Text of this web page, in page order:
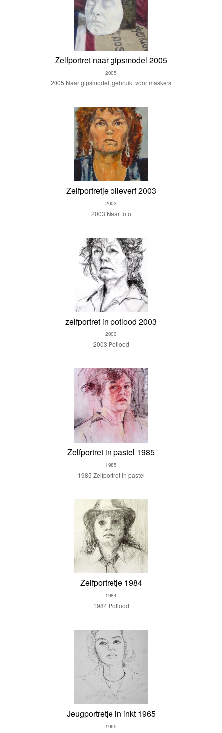
Zelfportret naar gipsmodel 2005
2005
2005 Naar gipsmodel, gebruikt voor maskers
Zelfportretje olieverf 2003
2003
2003 Naar foto
zelfportret in potlood 2003
2003
2003 Potlood
Zelfportret in pastel 1985
1985
1985 Zelfportret in pastel
Zelfportretje 1984
1984
1984 Potlood
Jeugportretje in inkt 1965
1965